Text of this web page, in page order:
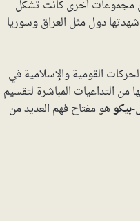
مجموعات أخرى كانت تشكل
شهدتها دول مثل العراق وسوريا
القومية والإسلامية في
التداعيات المباشرة لتقسيم
بيكوهو مفتاح فهم العديد من